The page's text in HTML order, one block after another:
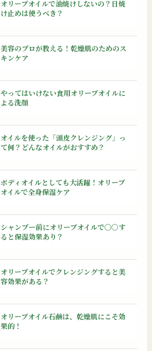
オリーブオイルで油焼けしないの？日焼
け止めは使うべき？
美容のプロが教える！乾燥肌のためのス
キンケア
やってはいけない食用オリーブオイルに
よる洗顔
オイルを使った「頭皮クレンジング」っ
て何？どんなオイルがおすすめ？
ボディオイルとしても大活躍！オリーブ
オイルで全身保湿ケア
シャンプー前にオリーブオイルで〇〇す
ると保湿効果あり？
オリーブオイルでクレンジングすると美
容効果がある？
オリーブオイル石鹸は、乾燥肌にこそ効
果的！